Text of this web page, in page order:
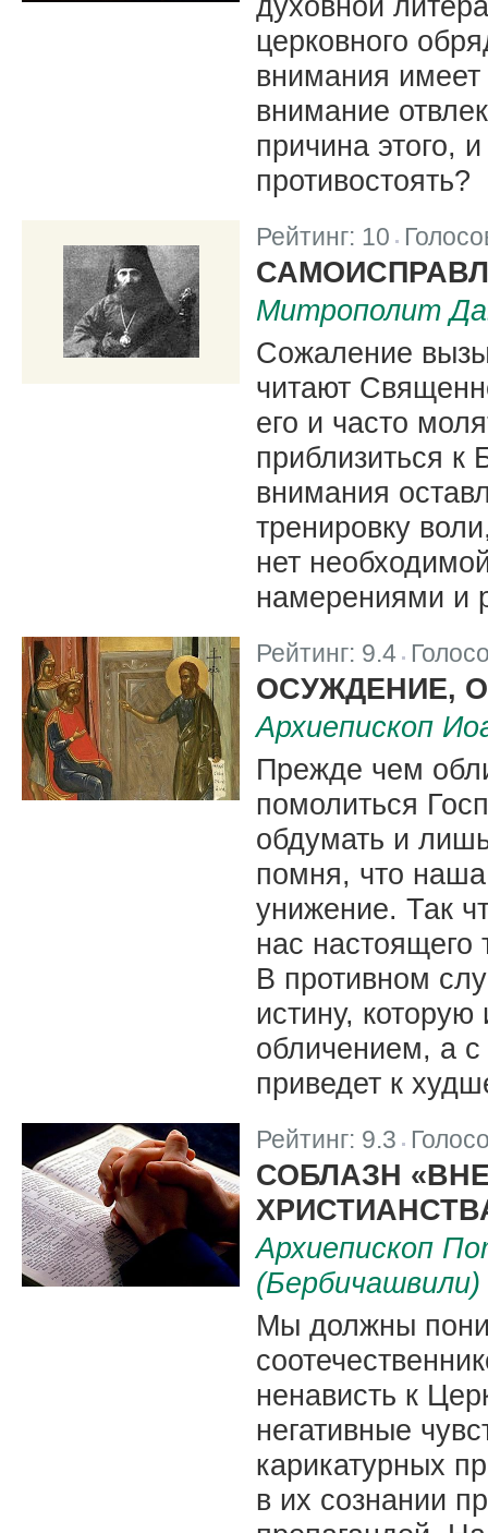
церковного
внимания
внимание
причина этого,
противостоять?
Рейтинг: 10
Митрополит
Сожаление
читают
его и часто
приблизиться к
внимания
тренировку
нет
намерениями и
Рейтинг: 9.4
ОСУЖДЕНИЕ,
Архиепископ
Прежде чем
помолиться
обдумать и
помня, что
унижение. Так
нас
В противном
истину,
обличением, а с
приведет к
Рейтинг: 9.3
СОБЛАЗН
Архиепископ
(Бербичашвили)
Мы должны
ненависть к
негативные
карикатурных
в их сознании